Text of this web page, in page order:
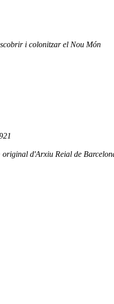
i colonitzar el Nou Món
original d'Arxiu Reial de